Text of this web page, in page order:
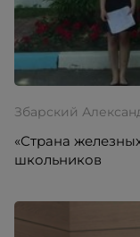
Збарский
«Страна
школьников